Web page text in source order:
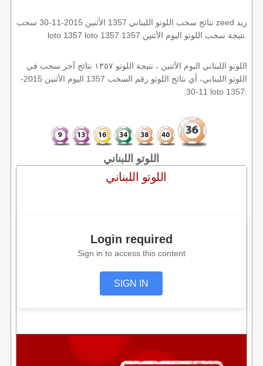
نتائج سحب اللوتو اللبناني 1357 الأثنين 2015-11-30 سحب zeed زيد
اللوتو اللبناني اليوم الأثنين ، نتيجة اللوتو ١٣٥٧ نتائج آخر سحب في
اللوتو اللبناني، أي نتائج اللوتو رقم السحب 1357 اليوم الأثنين 2015-
11-30 loto 1357:
اللوتو اللبناني
اللوتو اللبناني
Login required
Sign in to access this content
SIGN IN